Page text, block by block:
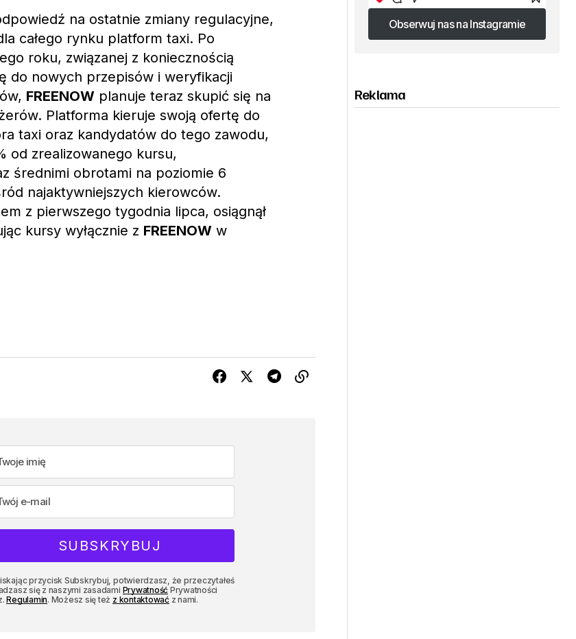
na ostatnie zmiany regulacyjne,
całego rynku platform taxi. Po
roku, związanej z koniecznością
do nowych przepisów i weryfikacji
FREENOW planuje teraz skupić się na
Platforma kieruje swoją ofertę do
taxi oraz kandydatów do tego zawodu,
od zrealizowanego kursu,
średnimi obrotami na poziomie 6
najaktywniejszych kierowców.
z pierwszego tygodnia lipca, osiągnął
kursy wyłącznie z FREENOW w
przycisk Subskrybuj, potwierdzasz, że przeczytałeś
się z naszymi zasadami Prywatność Prywatności
Regulamin. Możesz się też z kontaktowaćz nami.
Obserwuj nas na Instagramie
Obserwuj nas na Instagramie
Reklama